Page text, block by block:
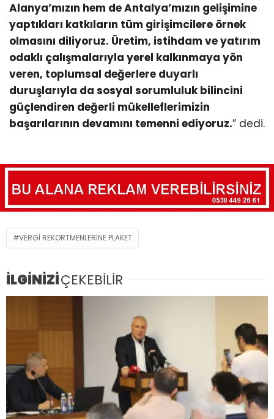
Alanya’mızın hem de Antalya’mızın gelişimine
yaptıkları katkıların tüm girişimcilere örnek
olmasını diliyoruz. Üretim, istihdam ve yatırım
odaklı çalışmalarıyla yerel kalkınmaya yön
veren, toplumsal değerlere duyarlı
duruşlarıyla da sosyal sorumluluk bilincini
güçlendiren değerli mükelleflerimizin
başarılarının devamını temenni ediyoruz.” dedi.
VERGİ REKORTMENLERİNE PLAKET
İLGİNİZİÇEKEBİLİR